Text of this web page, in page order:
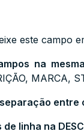
este campo
na
MARCA,
entre
linha na